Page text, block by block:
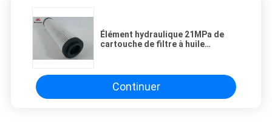
Élément hydraulique 21MPa de
cartouche de filtre à huile
Continuer